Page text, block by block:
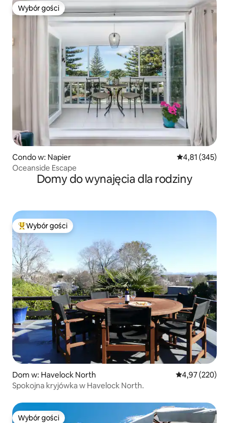
Wybór gości
Wybór gości
Condo w: Napier Średnia
4,81 (345)
Oceanside Escape
Domy do wynajęcia dla rodziny
Najpopularniejsze z kategorii Wybór gości
Wybór gości
Dom w: Havelock North Średnia
4,97 (220)
Spokojna kryjówka w Havelock North.
Wybór gości